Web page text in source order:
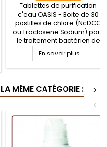
Tablettes de purification
d'eau OASIS - Boite de 30
pastilles de chlore (NaDCC
ou Troclosene Sodium) pour
le traitement bactérien de
l'eau. Chaque pastille permet
de traiter un litre d'eau, après
30 minutes d'attente.
l'eau en randonnée,
bushcraft et survie contre les
bactéries, virus et autres
En savoir plus
MÊME CATÉGORIE :
>
<